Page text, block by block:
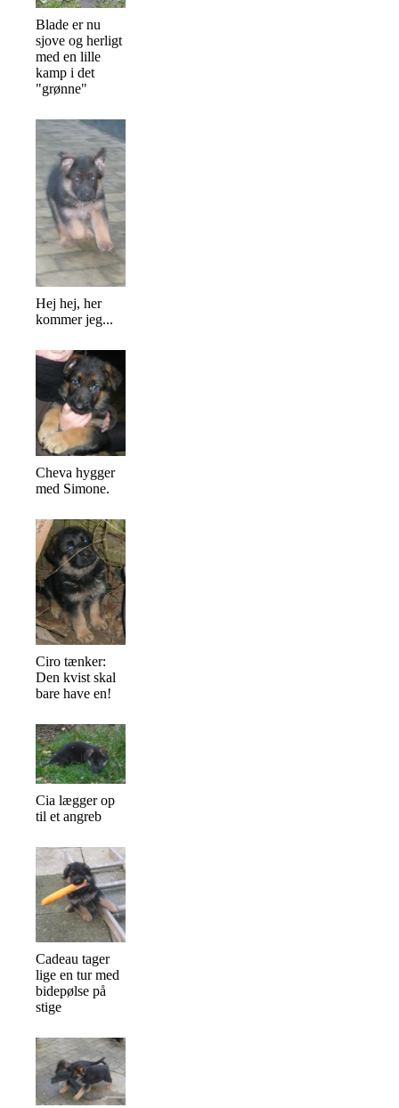
Blade er nu
sjove og herligt
med en lille
kamp i det
"grønne"
Hej hej, her
kommer jeg...
Cheva hygger
med Simone.
Ciro tænker:
Den kvist skal
bare have en!
Cia lægger op
til et angreb
Cadeau tager
lige en tur med
bidepølse på
stige